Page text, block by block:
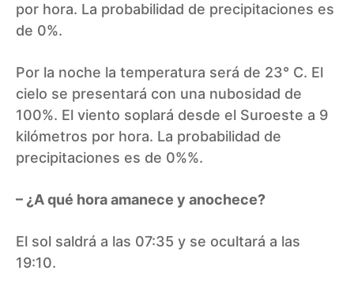
por hora. La probabilidad de precipitaciones es
de 0%.
Por la noche la temperatura será de 23° C. El
cielo se presentará con una nubosidad de
100%. El viento soplará desde el Suroeste a 9
kilómetros por hora. La probabilidad de
precipitaciones es de 0%%.
– ¿A qué hora amanece y anochece?
El sol saldrá a las 07:35 y se ocultará a las
19:10.